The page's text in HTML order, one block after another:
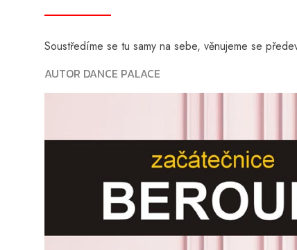
Soustředíme se tu samy na sebe, věnujeme se
AUTOR DANCE PALACE